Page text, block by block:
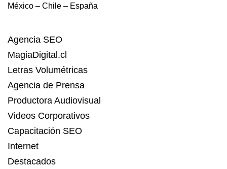
México – Chile – España
Agencia SEO
MagiaDigital.cl
Letras Volumétricas
Agencia de Prensa
Productora Audiovisual
Videos Corporativos
Capacitación SEO
Internet
Destacados